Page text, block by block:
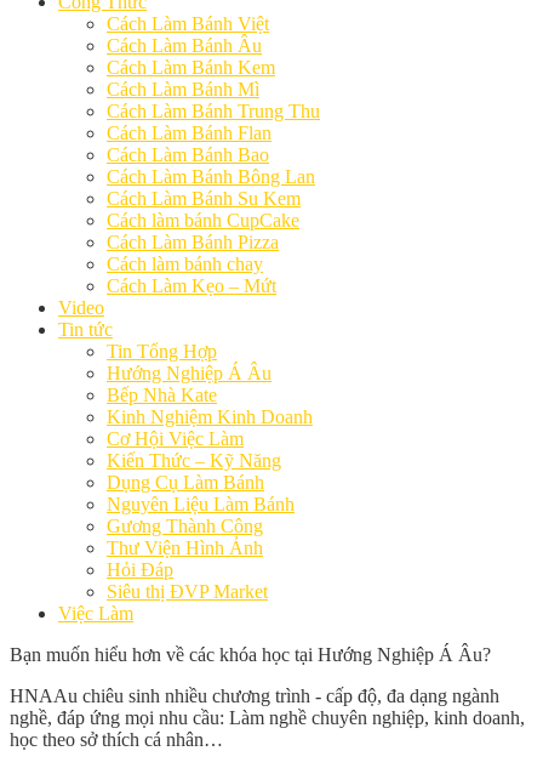
Cách Làm Bánh Việt
Cách Làm Bánh Âu
Cách Làm Bánh Kem
Cách Làm Bánh Mì
Cách Làm Bánh Trung Thu
Cách Làm Bánh Flan
Cách Làm Bánh Bao
Cách Làm Bánh Bông Lan
Cách Làm Bánh Su Kem
Cách làm bánh CupCake
Cách Làm Bánh Pizza
Cách làm bánh chay
Cách Làm Kẹo – Mứt
Video
Tin tức
Tin Tổng Hợp
Hướng Nghiệp Á Âu
Bếp Nhà Kate
Kinh Nghiệm Kinh Doanh
Cơ Hội Việc Làm
Kiến Thức – Kỹ Năng
Dụng Cụ Làm Bánh
Nguyên Liệu Làm Bánh
Gương Thành Công
Thư Viện Hình Ảnh
Hỏi Đáp
Siêu thị ĐVP Market
Việc Làm
Bạn muốn hiểu hơn về các khóa học tại Hướng Nghiệp Á Âu?
HNAAu chiêu sinh nhiều chương trình - cấp độ, đa dạng ngành
nghề, đáp ứng mọi nhu cầu: Làm nghề chuyên nghiệp, kinh doanh,
học theo sở thích cá nhân…